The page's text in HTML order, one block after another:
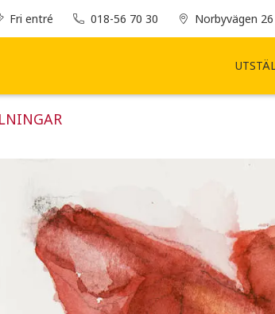
Fri entré 018-56 70 30 Norbyvägen 26